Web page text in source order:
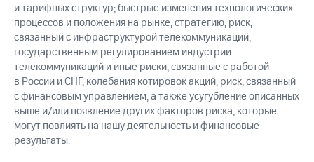
и тарифных структур; быстрые изменения технологических
процессов и положения на рынке; стратегию; риск,
связанный с инфраструктурой телекоммуникаций,
государственным регулированием индустрии
телекоммуникаций и иные риски, связанные с работой
в России и СНГ; колебания котировок акций; риск, связанный
с финансовым управлением, а также усугубление описанных
выше и/или появление других факторов риска, которые
могут повлиять на нашу деятельность и финансовые
результаты.